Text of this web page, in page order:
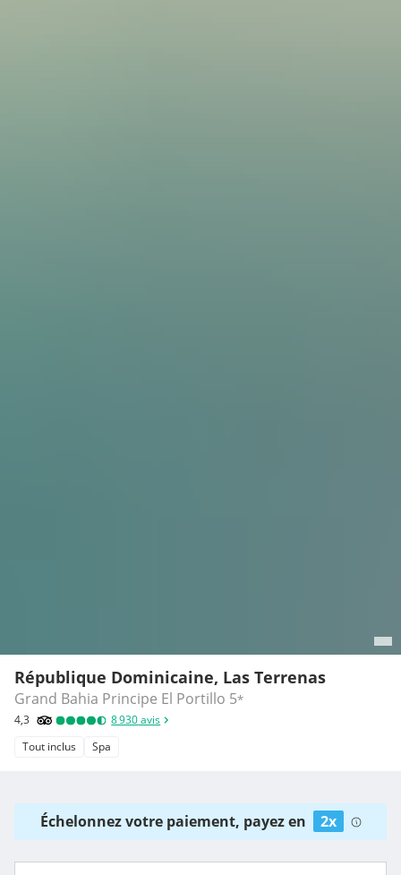
République Dominicaine, Las Terrenas
Grand Bahia Principe El Portillo 5*
4,3 8 930avis
Tout inclus
Spa
Échelonnez votre paiement, payez en 2x